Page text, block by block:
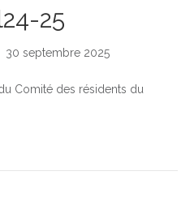
25
30 septembre 2025
Comité des résidents du